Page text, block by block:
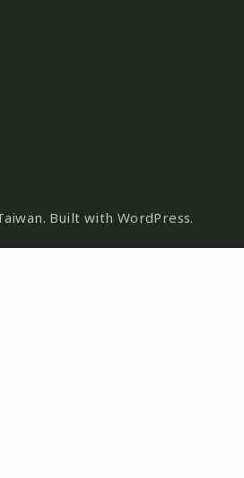
Built with WordPress.